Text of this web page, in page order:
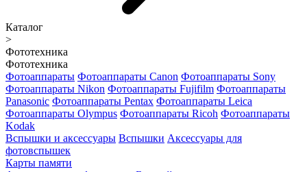
Каталог
>
Фототехника
Фототехника
Фотоаппараты Фотоаппараты Canon Фотоаппараты Sony
Фотоаппараты Nikon Фотоаппараты Fujifilm Фотоаппараты
Panasonic Фотоаппараты Pentax Фотоаппараты Leica
Фотоаппараты Olympus Фотоаппараты Ricoh Фотоаппараты
Kodak
Вспышки и аксессуары Вспышки Аксессуары для
фотовспышек
Карты памяти